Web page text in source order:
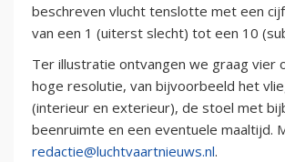
beschreven vlucht tenslotte met een
van een 1 (uiterst slecht) tot een 10
Ter illustratie ontvangen we graag vier
hoge resolutie, van bijvoorbeeld het
(interieur en exterieur), de stoel met
beenruimte en een eventuele maaltijd.
redactie@luchtvaartnieuws.nl.